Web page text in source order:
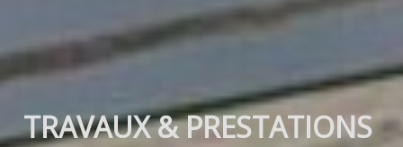
TRAVAUX & PRESTATIONS